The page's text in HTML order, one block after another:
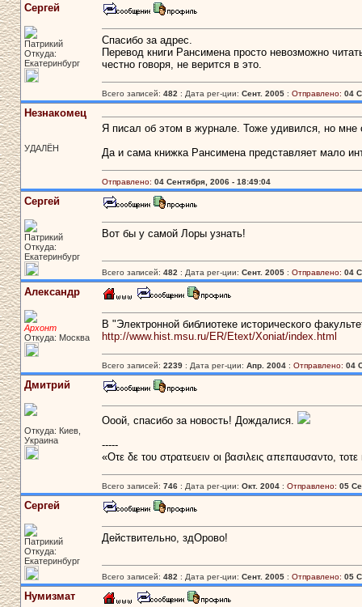
Сергей
Патрикий
Откуда:
Екатеринбург
Спасибо за адрес.
Перевод книги Рансимена просто невозможно
честно говоря, не верится в это.
Всего записей: 482 : Дата рег-ции: Сент. 2005: Отправлено: 04
Незнакомец
УДАЛЁН
Я писал об этом в журнале. Тоже удивился, но мне
Да и сама книжка Рансимена представляет мало
Отправлено: 04 Сентября, 2006 - 18:49:04
Сергей
Патрикий
Откуда:
Екатеринбург
Вот бы у самой Лоры узнать!
Всего записей: 482 : Дата рег-ции: Сент. 2005: Отправлено: 04
Александр
Архонт
Откуда: Москва
В "Электронной библиотеке исторического
http://www.hist.msu.ru/ER/Etext/Xoniat/index.html
Всего записей: 2239: Дата рег-ции: Апр. 2004: Отправлено: 04
Дмитрий
Откуда: Киев,
Украина
Ооой, спасибо за новость! Дождалися.
-----
«Οτε δε του στρατευειν οι βασιλεις απεπαυσαντο,
Всего записей: 746: Дата рег-ции: Окт. 2004: Отправлено: 05
Сергей
Патрикий
Откуда:
Екатеринбург
Действительно, здОрово!
Всего записей: 482 : Дата рег-ции: Сент. 2005: Отправлено: 05
Нумизмат